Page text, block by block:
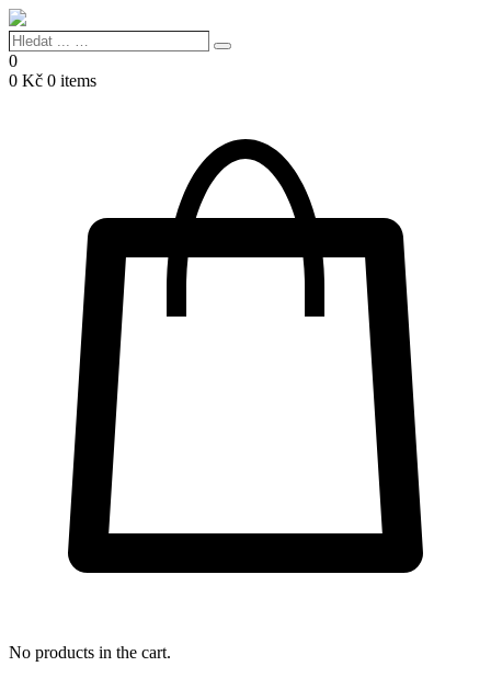
Hledat
...
…
Search
0
0 Kč 0 items
No products in the cart.